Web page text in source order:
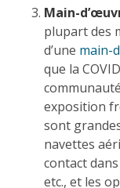
Main-
plupart des
d’une main-
que la
exposition
sont
navettes
contact
etc., et les